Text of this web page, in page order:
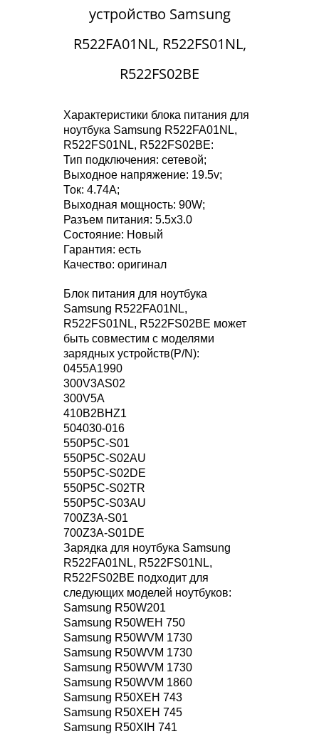
устройство Samsung
R522FA01NL, R522FS01NL,
R522FS02BE
Характеристики блока питания для
ноутбука Samsung R522FA01NL,
R522FS01NL, R522FS02BE:
Тип подключения: сетевой;
Выходное напряжение: 19.5v;
Ток: 4.74A;
Выходная мощность: 90W;
Разъем питания: 5.5x3.0
Состояние: Новый
Гарантия: есть
Качество: оригинал
Блок питания для ноутбука
Samsung R522FA01NL,
R522FS01NL, R522FS02BE может
быть совместим с моделями
зарядных устройств(P/N):
0455A1990
300V3AS02
300V5A
410B2BHZ1
504030-016
550P5C-S01
550P5C-S02AU
550P5C-S02DE
550P5C-S02TR
550P5C-S03AU
700Z3A-S01
700Z3A-S01DE
Зарядка для ноутбука Samsung
R522FA01NL, R522FS01NL,
R522FS02BE подходит для
следующих моделей ноутбуков:
Samsung R50W201
Samsung R50WEH 750
Samsung R50WVM 1730
Samsung R50WVM 1730
Samsung R50WVM 1730
Samsung R50WVM 1860
Samsung R50XEH 743
Samsung R50XEH 745
Samsung R50XIH 741